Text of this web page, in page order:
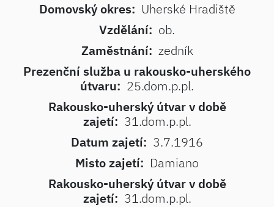
Domovský okres: Uherské Hradiště
Vzdělání: ob.
Zaměstnání: zedník
Prezenční služba u rakousko-uherského
útvaru: 25.dom.p.pl.
Rakousko-uherský útvar v době
zajetí: 31.dom.p.pl.
Datum zajetí: 3.7.1916
Misto zajetí: Damiano
Rakousko-uherský útvar v době
zajetí: 31.dom.p.pl.